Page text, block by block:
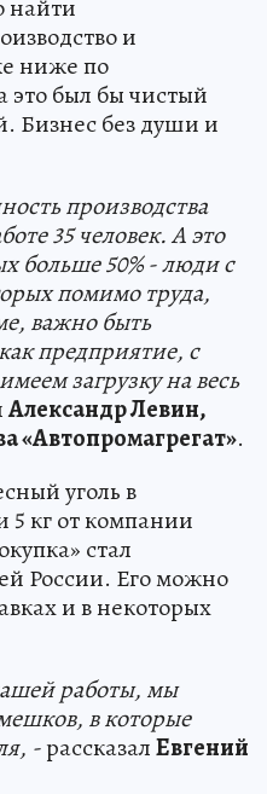
найти
и
ниже по
это был бы чистый
Бизнес без души и
производства
35 человек. А это
больше 50% - люди с
помимо труда,
важно быть
предприятие, с
загрузку на весь
Александр Левин,
«Автопромагрегат».
уголь в
кг от компании
стал
России. Его можно
и в некоторых
работы, мы
в которые
-рассказалЕвгений